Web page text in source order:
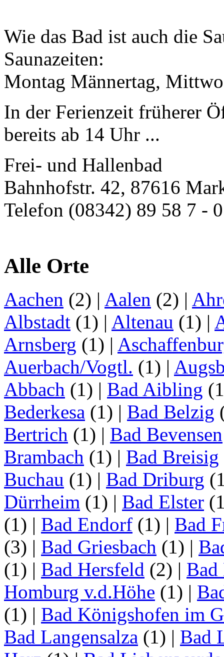
Wie das Bad ist auch die
Saunazeiten:
Montag Männertag,
In der Ferienzeit früherer
bereits ab 14 Uhr ...
Frei- und Hallenbad
Bahnhofstr. 42, 87616
Telefon (08342) 89 58 7 -
Alle Orte
Aachen (2) | Aalen (2) |
Albstadt (1) | Altenau (1) |
Arnsberg (1) |
Auerbach/Vogtl. (1) |
Abbach (1) | Bad Aibling
Bederkesa (1) | Bad Belzig
Bertrich (1) | Bad Bevensen
Brambach (1) | Bad Breisig
Buchau (1) | Bad Driburg
Dürrheim (1) | Bad Elster
(1) | Bad Endorf (1) | Bad
(3) | Bad Griesbach (1) |
(1) | Bad Hersfeld (2) | Bad
Homburg v.d.Höhe (1) |
(1) | Bad Königshofen im
Bad Langensalza (1) | Bad